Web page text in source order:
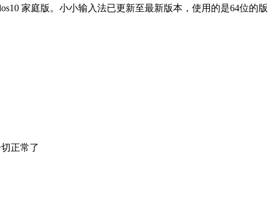
家庭版。小小输入法已更新至最新版本，使用的是64位的版
正常了